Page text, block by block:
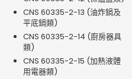
CNS 60335-2-13 (油炸鍋及
平底鍋類)
CNS 60335-2-14 (廚房器具
類)
CNS 60335-2-15 (加熱液體
用電器類)